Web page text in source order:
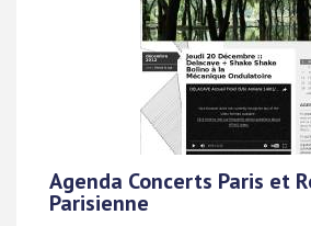
Agenda Concerts Paris et
Parisienne